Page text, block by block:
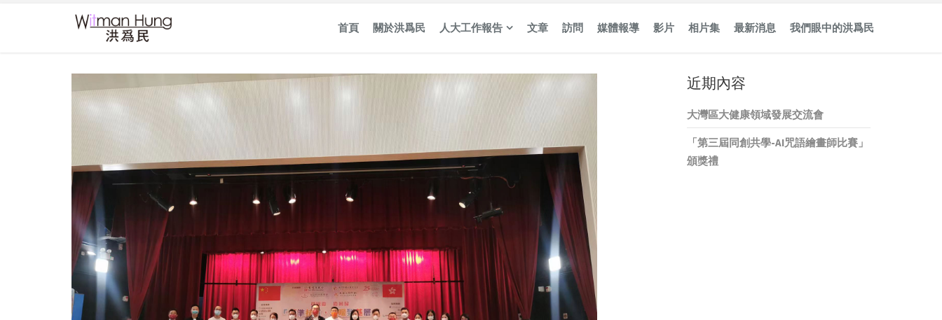
首頁 關於洪爲民 人大工作報告 文章 訪問 媒體報導 影片 相片集 最新消息 我們眼中的洪爲民
近期內容
大灣區大健康領域發展交流會
「第三屆同創共學-AI咒語繪畫師比賽」
頒獎禮